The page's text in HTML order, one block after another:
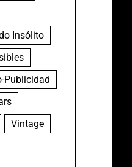
Insólito
Publicidad
Vintage